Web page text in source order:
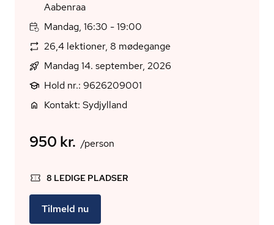
Aabenraa
Mandag, 16:30 - 19:00
26,4 lektioner, 8 mødegange
Mandag 14. september, 2026
Hold nr.: 9626209001
Kontakt: Sydjylland
950 kr. /person
8 LEDIGE PLADSER
Tilmeld nu